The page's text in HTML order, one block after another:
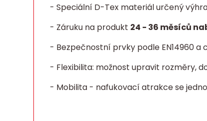
- Speciální D-Tex materiál určený
- Záruku na produkt 24 - 36 měsíců
- Bezpečnostní prvky podle EN14960
- Flexibilita: možnost upravit rozměry,
- Mobilita - nafukovací atrakce se